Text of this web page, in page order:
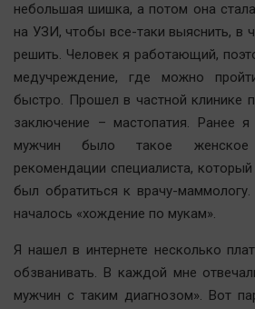
Культура
Курилка
Спорт
Технологии
Отраслевые темы
Hедвижимость
Автомобили
XX век: криминальные уроки
небольшая шишка, а потом она
на УЗИ, чтобы все-таки выяснить, в
решить. Человек я работающий,
медучреждение, где можно
быстро. Прошел в частной клинике
заключение – мастопатия. Ранее
мужчин было такое женское
рекомендации специалиста,
был обратиться к врачу-
началось «хождение по мукам».
Я нашел в интернете несколько
обзванивать. В каждой мне
мужчин с таким диагнозом». Вот